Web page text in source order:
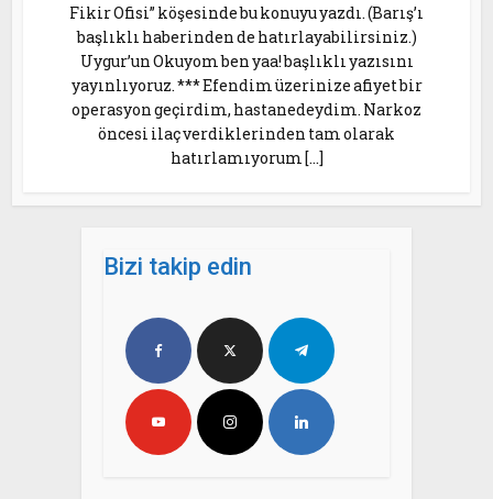
Fikir Ofisi” köşesinde bu konuyu yazdı. (Barış’ı
başlıklı haberinden de hatırlayabilirsiniz.)
Uygur’un Okuyom ben yaa! başlıklı yazısını
yayınlıyoruz. *** Efendim üzerinize afiyet bir
operasyon geçirdim, hastanedeydim. Narkoz
öncesi ilaç verdiklerinden tam olarak
hatırlamıyorum […]
Bizi takip edin